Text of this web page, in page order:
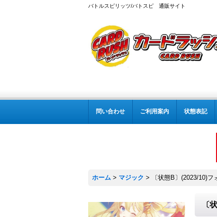
バトルスピリッツ/バトスピ 通販サイト
問い合わせ ご利用案内 状態表記
ホーム > マジック > 〔状態B〕(2023/10)
〔